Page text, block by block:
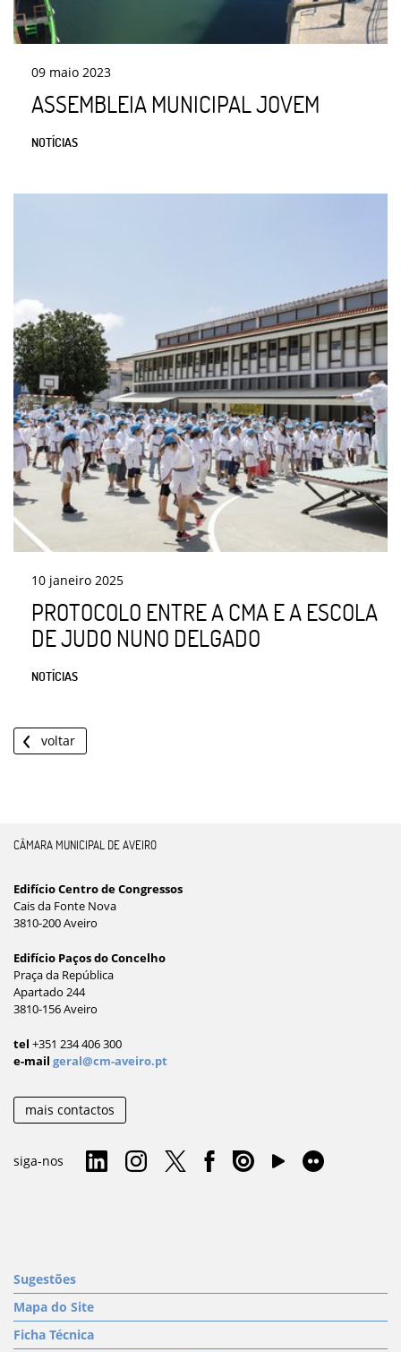
09 maio 2023
ASSEMBLEIA MUNICIPAL JOVEM
NOTÍCIAS
10 janeiro 2025
PROTOCOLO ENTRE A CMA E A ESCOLA
DE JUDO NUNO DELGADO
NOTÍCIAS
voltar
CÂMARA MUNICIPAL DE AVEIRO
Edifício Centro de Congressos
Cais da Fonte Nova
3810-200 Aveiro
Edifício Paços do Concelho
Praça da República
Apartado 244
3810-156 Aveiro
tel +351 234 406 300
e-mail geral@cm-aveiro.pt
mais contactos
siga-nos
Sugestões
Mapa do Site
Ficha Técnica